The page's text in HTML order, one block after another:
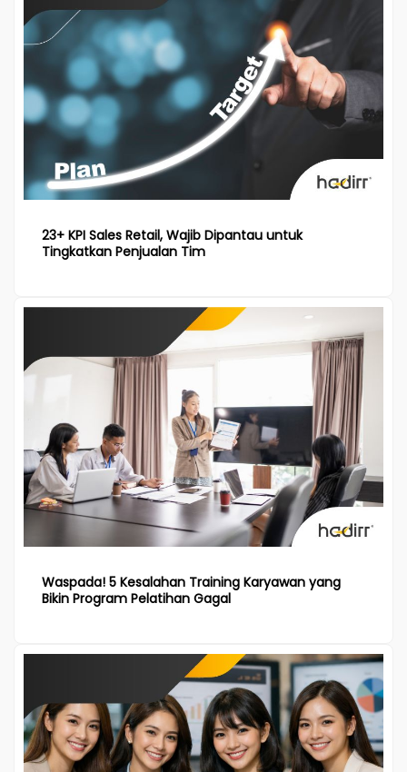
23+ KPI Sales Retail, Wajib Dipantau untuk
Tingkatkan Penjualan Tim
Waspada! 5 Kesalahan Training Karyawan yang
Bikin Program Pelatihan Gagal